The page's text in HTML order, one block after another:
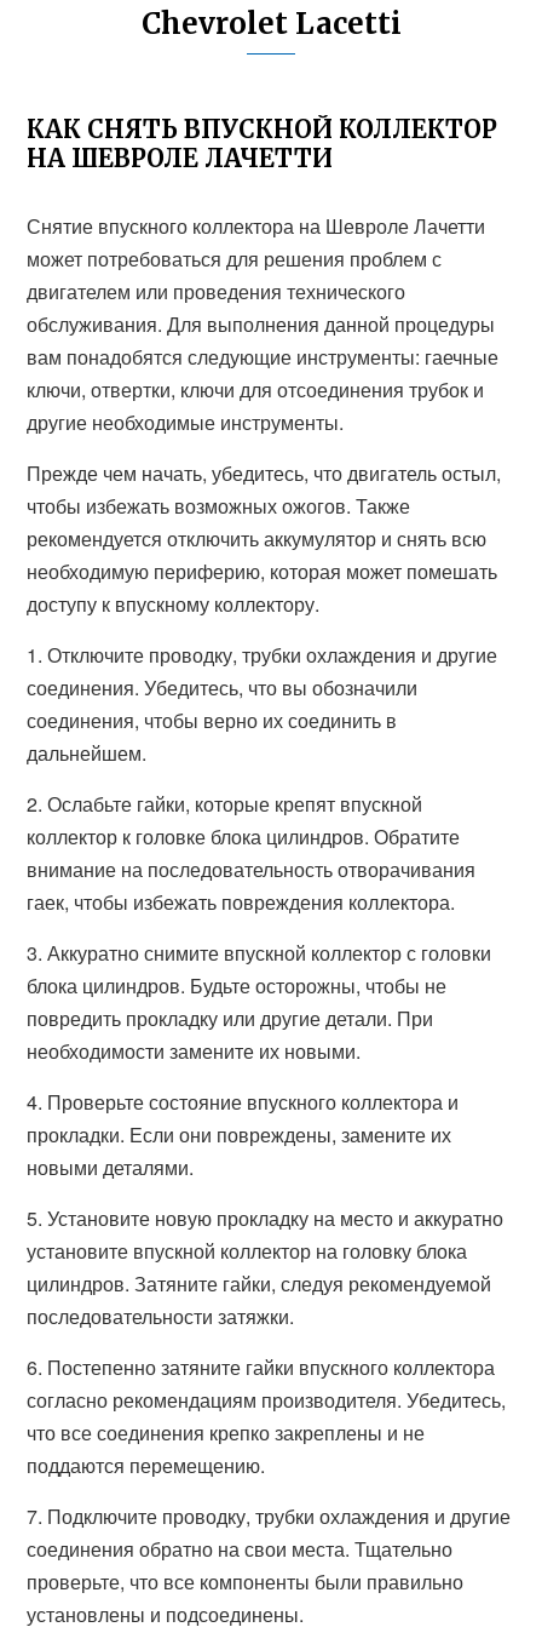
Chevrolet Lacetti
КАК СНЯТЬ ВПУСКНОЙ КОЛЛЕКТОР
НА ШЕВРОЛЕ ЛАЧЕТТИ
Снятие впускного коллектора на Шевроле Лачетти
может потребоваться для решения проблем с
двигателем или проведения технического
обслуживания. Для выполнения данной процедуры
вам понадобятся следующие инструменты: гаечные
ключи, отвертки, ключи для отсоединения трубок и
другие необходимые инструменты.
Прежде чем начать, убедитесь, что двигатель остыл,
чтобы избежать возможных ожогов. Также
рекомендуется отключить аккумулятор и снять всю
необходимую периферию, которая может помешать
доступу к впускному коллектору.
1. Отключите проводку, трубки охлаждения и другие
соединения. Убедитесь, что вы обозначили
соединения, чтобы верно их соединить в
дальнейшем.
2. Ослабьте гайки, которые крепят впускной
коллектор к головке блока цилиндров. Обратите
внимание на последовательность отворачивания
гаек, чтобы избежать повреждения коллектора.
3. Аккуратно снимите впускной коллектор с головки
блока цилиндров. Будьте осторожны, чтобы не
повредить прокладку или другие детали. При
необходимости замените их новыми.
4. Проверьте состояние впускного коллектора и
прокладки. Если они повреждены, замените их
новыми деталями.
5. Установите новую прокладку на место и аккуратно
установите впускной коллектор на головку блока
цилиндров. Затяните гайки, следуя рекомендуемой
последовательности затяжки.
6. Постепенно затяните гайки впускного коллектора
согласно рекомендациям производителя. Убедитесь,
что все соединения крепко закреплены и не
поддаются перемещению.
7. Подключите проводку, трубки охлаждения и другие
соединения обратно на свои места. Тщательно
проверьте, что все компоненты были правильно
установлены и подсоединены.